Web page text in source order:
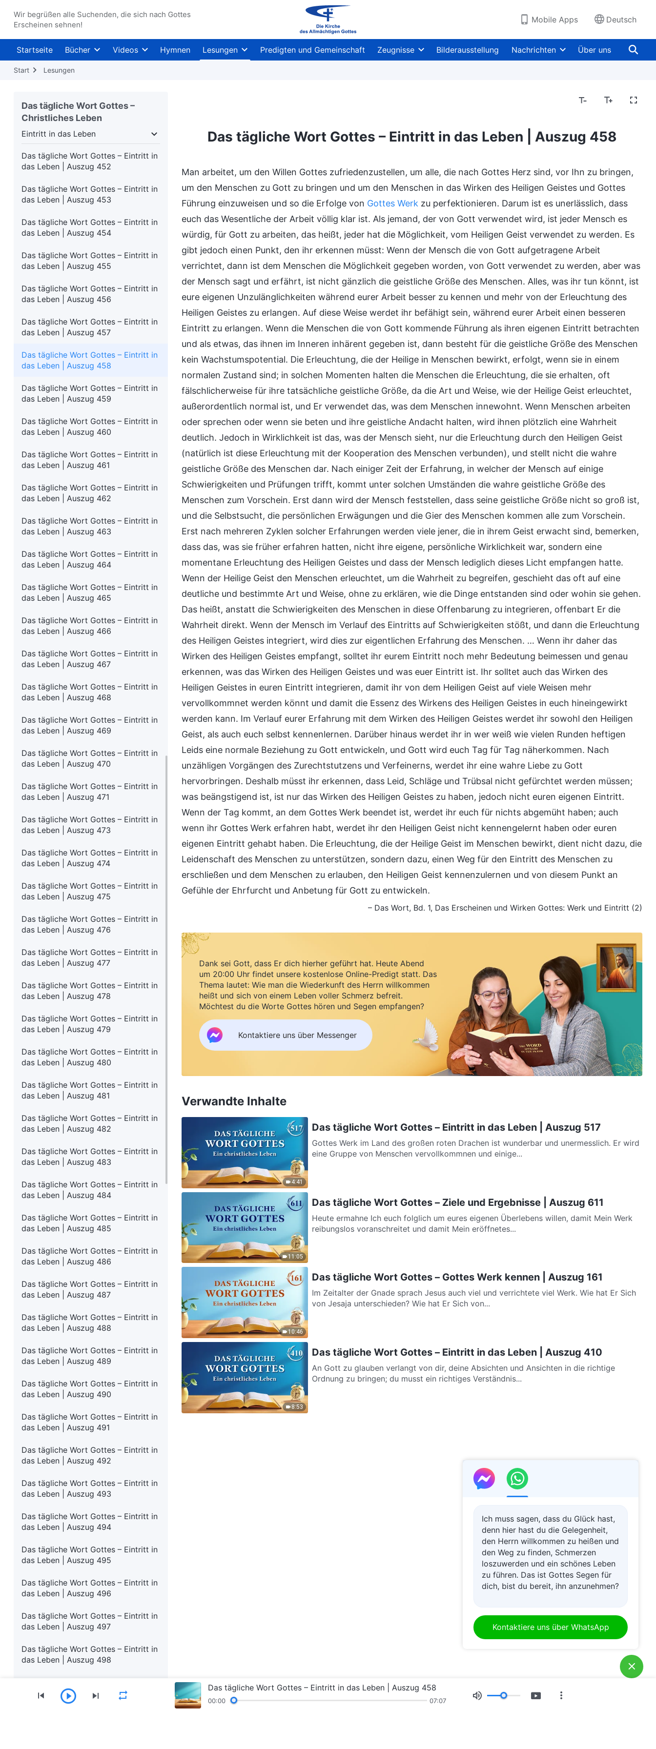
Wir begrüßen alle Suchenden, die sich nach Gottes
Erscheinen sehnen!
Mobile Apps Deutsch
Startseite Bücher Videos Hymnen Lesungen Predigten und Gemeinschaft Zeugnisse Bilderausstellung Nachrichten Über uns
Start Lesungen
Das tägliche Wort Gottes –
Christliches Leben
Eintritt in das Leben
Eintritt in das Leben Ziele und Ergebnisse
Das tägliche Wort Gottes – Eintritt in
Das tägliche Wort Gottes – Eintritt in
das Leben | Auszug 449
das Leben | Auszug 450
Das tägliche Wort Gottes – Eintritt in
das Leben | Auszug 451
Das tägliche Wort Gottes – Eintritt in
das Leben | Auszug 452
Das tägliche Wort Gottes – Eintritt in
das Leben | Auszug 453
Das tägliche Wort Gottes – Eintritt in
das Leben | Auszug 454
Das tägliche Wort Gottes – Eintritt in
das Leben | Auszug 455
Das tägliche Wort Gottes – Eintritt in
das Leben | Auszug 456
Das tägliche Wort Gottes – Eintritt in
das Leben | Auszug 457
Das tägliche Wort Gottes – Eintritt in
das Leben | Auszug 458
Das tägliche Wort Gottes – Eintritt in
das Leben | Auszug 459
Das tägliche Wort Gottes – Eintritt in
das Leben | Auszug 460
Das tägliche Wort Gottes – Eintritt in
das Leben | Auszug 461
Das tägliche Wort Gottes – Eintritt in
das Leben | Auszug 462
Das tägliche Wort Gottes – Eintritt in
das Leben | Auszug 463
Das tägliche Wort Gottes – Eintritt in
das Leben | Auszug 464
Das tägliche Wort Gottes – Eintritt in
das Leben | Auszug 465
Das tägliche Wort Gottes – Eintritt in
das Leben | Auszug 466
Das tägliche Wort Gottes – Eintritt in
das Leben | Auszug 467
Das tägliche Wort Gottes – Eintritt in
das Leben | Auszug 468
Das tägliche Wort Gottes – Eintritt in
das Leben | Auszug 469
Das tägliche Wort Gottes – Eintritt in
das Leben | Auszug 470
Das tägliche Wort Gottes – Eintritt in
das Leben | Auszug 471
Das tägliche Wort Gottes – Eintritt in
das Leben | Auszug 473
Das tägliche Wort Gottes – Eintritt in
das Leben | Auszug 474
Das tägliche Wort Gottes – Eintritt in
das Leben | Auszug 475
Das tägliche Wort Gottes – Eintritt in
das Leben | Auszug 476
Das tägliche Wort Gottes – Eintritt in
das Leben | Auszug 477
Das tägliche Wort Gottes – Eintritt in
das Leben | Auszug 478
Das tägliche Wort Gottes – Eintritt in
das Leben | Auszug 479
Das tägliche Wort Gottes – Eintritt in
das Leben | Auszug 480
Das tägliche Wort Gottes – Eintritt in
das Leben | Auszug 481
Das tägliche Wort Gottes – Eintritt in
das Leben | Auszug 482
Das tägliche Wort Gottes – Eintritt in
das Leben | Auszug 483
Das tägliche Wort Gottes – Eintritt in
das Leben | Auszug 484
Das tägliche Wort Gottes – Eintritt in
das Leben | Auszug 485
Das tägliche Wort Gottes – Eintritt in
das Leben | Auszug 486
Das tägliche Wort Gottes – Eintritt in
das Leben | Auszug 487
Das tägliche Wort Gottes – Eintritt in
das Leben | Auszug 488
Das tägliche Wort Gottes – Eintritt in
das Leben | Auszug 489
Das tägliche Wort Gottes – Eintritt in
das Leben | Auszug 490
Das tägliche Wort Gottes – Eintritt in
das Leben | Auszug 491
Das tägliche Wort Gottes – Eintritt in
das Leben | Auszug 492
Das tägliche Wort Gottes – Eintritt in
das Leben | Auszug 493
Das tägliche Wort Gottes – Eintritt in
das Leben | Auszug 494
Das tägliche Wort Gottes – Eintritt in
das Leben | Auszug 495
Das tägliche Wort Gottes – Eintritt in
das Leben | Auszug 496
Das tägliche Wort Gottes – Eintritt in
das Leben | Auszug 497
Das tägliche Wort Gottes – Eintritt in
das Leben | Auszug 498
das Leben | Auszug 499
Das tägliche Wort Gottes – Eintritt in das Leben | Auszug 458
Man arbeitet, um den Willen Gottes zufriedenzustellen, um alle, die nach Gottes Herz sind, vor Ihn zu bringen,
um den Menschen zu Gott zu bringen und um den Menschen in das Wirken des Heiligen Geistes und Gottes
Führung einzuweisen und so die Erfolge von Gottes Werk zu perfektionieren. Darum ist es unerlässlich, dass
euch das Wesentliche der Arbeit völlig klar ist. Als jemand, der von Gott verwendet wird, ist jeder Mensch es
würdig, für Gott zu arbeiten, das heißt, jeder hat die Möglichkeit, vom Heiligen Geist verwendet zu werden. Es
gibt jedoch einen Punkt, den ihr erkennen müsst: Wenn der Mensch die von Gott aufgetragene Arbeit
verrichtet, dann ist dem Menschen die Möglichkeit gegeben worden, von Gott verwendet zu werden, aber was
der Mensch sagt und erfährt, ist nicht gänzlich die geistliche Größe des Menschen. Alles, was ihr tun könnt, ist
eure eigenen Unzulänglichkeiten während eurer Arbeit besser zu kennen und mehr von der Erleuchtung des
Heiligen Geistes zu erlangen. Auf diese Weise werdet ihr befähigt sein, während eurer Arbeit einen besseren
Eintritt zu erlangen. Wenn die Menschen die von Gott kommende Führung als ihren eigenen Eintritt betrachten
und als etwas, das ihnen im Inneren inhärent gegeben ist, dann besteht für die geistliche Größe des Menschen
kein Wachstumspotential. Die Erleuchtung, die der Heilige in Menschen bewirkt, erfolgt, wenn sie in einem
normalen Zustand sind; in solchen Momenten halten die Menschen die Erleuchtung, die sie erhalten, oft
fälschlicherweise für ihre tatsächliche geistliche Größe, da die Art und Weise, wie der Heilige Geist erleuchtet,
außerordentlich normal ist, und Er verwendet das, was dem Menschen innewohnt. Wenn Menschen arbeiten
oder sprechen oder wenn sie beten und ihre geistliche Andacht halten, wird ihnen plötzlich eine Wahrheit
deutlich. Jedoch in Wirklichkeit ist das, was der Mensch sieht, nur die Erleuchtung durch den Heiligen Geist
(natürlich ist diese Erleuchtung mit der Kooperation des Menschen verbunden), und stellt nicht die wahre
geistliche Größe des Menschen dar. Nach einiger Zeit der Erfahrung, in welcher der Mensch auf einige
Schwierigkeiten und Prüfungen trifft, kommt unter solchen Umständen die wahre geistliche Größe des
Menschen zum Vorschein. Erst dann wird der Mensch feststellen, dass seine geistliche Größe nicht so groß ist,
und die Selbstsucht, die persönlichen Erwägungen und die Gier des Menschen kommen alle zum Vorschein.
Erst nach mehreren Zyklen solcher Erfahrungen werden viele jener, die in ihrem Geist erwacht sind, bemerken,
dass das, was sie früher erfahren hatten, nicht ihre eigene, persönliche Wirklichkeit war, sondern eine
momentane Erleuchtung des Heiligen Geistes und dass der Mensch lediglich dieses Licht empfangen hatte.
Wenn der Heilige Geist den Menschen erleuchtet, um die Wahrheit zu begreifen, geschieht das oft auf eine
deutliche und bestimmte Art und Weise, ohne zu erklären, wie die Dinge entstanden sind oder wohin sie gehen.
Das heißt, anstatt die Schwierigkeiten des Menschen in diese Offenbarung zu integrieren, offenbart Er die
Wahrheit direkt. Wenn der Mensch im Verlauf des Eintritts auf Schwierigkeiten stößt, und dann die Erleuchtung
des Heiligen Geistes integriert, wird dies zur eigentlichen Erfahrung des Menschen. … Wenn ihr daher das
Wirken des Heiligen Geistes empfangt, solltet ihr eurem Eintritt noch mehr Bedeutung beimessen und genau
erkennen, was das Wirken des Heiligen Geistes und was euer Eintritt ist. Ihr solltet auch das Wirken des
Heiligen Geistes in euren Eintritt integrieren, damit ihr von dem Heiligen Geist auf viele Weisen mehr
vervollkommnet werden könnt und damit die Essenz des Wirkens des Heiligen Geistes in euch hineingewirkt
werden kann. Im Verlauf eurer Erfahrung mit dem Wirken des Heiligen Geistes werdet ihr sowohl den Heiligen
Geist, als auch euch selbst kennenlernen. Darüber hinaus werdet ihr in wer weiß wie vielen Runden heftigen
Leids eine normale Beziehung zu Gott entwickeln, und Gott wird euch Tag für Tag näherkommen. Nach
unzähligen Vorgängen des Zurechtstutzens und Verfeinerns, werdet ihr eine wahre Liebe zu Gott
hervorbringen. Deshalb müsst ihr erkennen, dass Leid, Schläge und Trübsal nicht gefürchtet werden müssen;
was beängstigend ist, ist nur das Wirken des Heiligen Geistes zu haben, jedoch nicht euren eigenen Eintritt.
Wenn der Tag kommt, an dem Gottes Werk beendet ist, werdet ihr euch für nichts abgemüht haben; auch
wenn ihr Gottes Werk erfahren habt, werdet ihr den Heiligen Geist nicht kennengelernt haben oder euren
eigenen Eintritt gehabt haben. Die Erleuchtung, die der Heilige Geist im Menschen bewirkt, dient nicht dazu, die
Leidenschaft des Menschen zu unterstützen, sondern dazu, einen Weg für den Eintritt des Menschen zu
erschließen und dem Menschen zu erlauben, den Heiligen Geist kennenzulernen und von diesem Punkt an
Gefühle der Ehrfurcht und Anbetung für Gott zu entwickeln.
– Das Wort, Bd. 1, Das Erscheinen und Wirken Gottes: Werk und Eintritt (2)
Dank sei Gott, dass Er dich hierher geführt hat. Heute Abend
um 20:00 Uhr findet unsere kostenlose Online-Predigt statt. Das
Thema lautet: Wie man die Wiederkunft des Herrn willkommen
heißt und sich von einem Leben voller Schmerz befreit.
Möchtest du die Worte Gottes hören und Segen empfangen?
Kontaktiere uns über Messenger
Verwandte Inhalte
4:41
Das tägliche Wort Gottes – Eintritt in das Leben | Auszug 517
Gottes Werk im Land des großen roten Drachen ist wunderbar und unermesslich. Er wird
eine Gruppe von Menschen vervollkommnen und einige...
11:05
Das tägliche Wort Gottes – Ziele und Ergebnisse | Auszug 611
Heute ermahne Ich euch folglich um eures eigenen Überlebens willen, damit Mein Werk
reibungslos voranschreitet und damit Mein eröffnetes...
10:46
Das tägliche Wort Gottes – Gottes Werk kennen | Auszug 161
Im Zeitalter der Gnade sprach Jesus auch viel und verrichtete viel Werk. Wie hat Er Sich
von Jesaja unterschieden? Wie hat Er Sich von...
8:53
Das tägliche Wort Gottes – Eintritt in das Leben | Auszug 410
An Gott zu glauben verlangt von dir, deine Absichten und Ansichten in die richtige
Ordnung zu bringen; du musst ein richtiges Verständnis...
Ich muss sagen, dass du Glück hast,
denn hier hast du die Gelegenheit,
den Herrn willkommen zu heißen und
den Weg zu finden, Schmerzen
loszuwerden und ein schönes Leben
zu führen. Das ist Gottes Segen für
dich, bist du bereit, ihn anzunehmen?
Kontaktiere uns über WhatsApp
Das tägliche Wort Gottes – Eintritt in das Leben | Auszug 458
00:00 07:07